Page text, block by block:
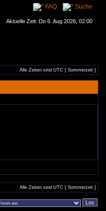
FAQ Suche
Aktuelle Zeit: Do 6. Aug 2026, 02:00
Alle Zeiten sind UTC [ Sommerzeit ]
Alle Zeiten sind UTC [ Sommerzeit ]